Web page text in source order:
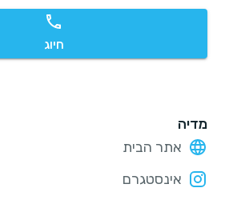
חיוג
מדיה
אתר הבית
אינסטגרם